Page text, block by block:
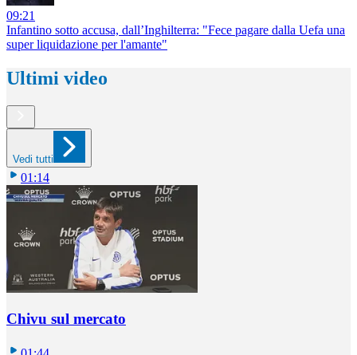
09:21
Infantino sotto accusa, dall’Inghilterra: "Fece pagare dalla Uefa una
super liquidazione per l'amante"
Ultimi video
Vedi tutti
01:14
Chivu sul mercato